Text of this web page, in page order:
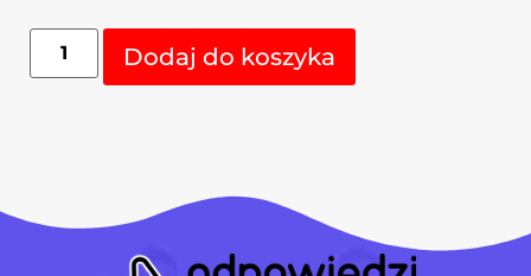
Dodaj do koszyka